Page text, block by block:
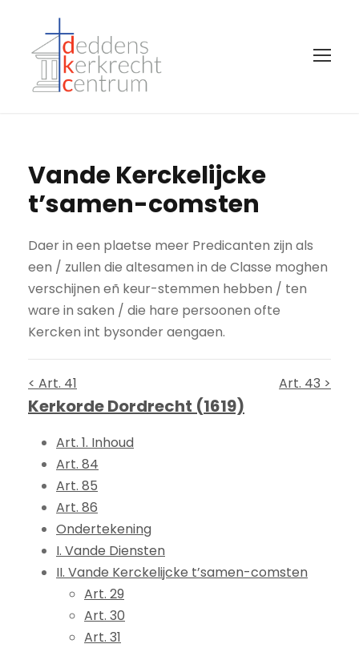
Vande Kerckelijcke
t’samen-comsten
Daer in een plaetse meer Predicanten zijn als
een / zullen die altesamen in de Classe moghen
verschijnen eñ keur-stemmen hebben / ten
ware in saken / die hare persoonen ofte
Kercken int bysonder aengaen.
< Art. 41 Art. 43 >
Kerkorde Dordrecht (1619)
Art. 1. Inhoud
Art. 84
Art. 85
Art. 86
Ondertekening
I. Vande Diensten
II. Vande Kerckelijcke t’samen-comsten
Art. 29
Art. 30
Art. 31